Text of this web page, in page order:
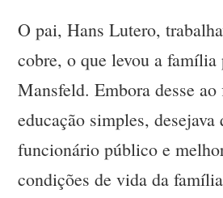
O pai, Hans Lutero,
cobre, o que levou a família
Mansfeld. Embora desse
educação simples, desejava
funcionário público e
condições de vida da